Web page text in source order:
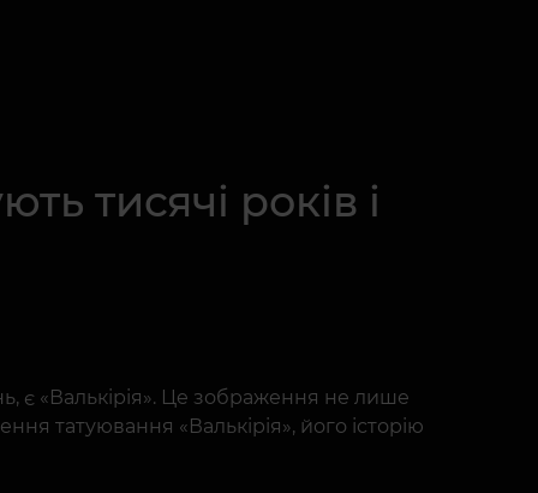
тисячі років і
є «Валькірія». Це зображення не лише
татуювання «Валькірія», його історію